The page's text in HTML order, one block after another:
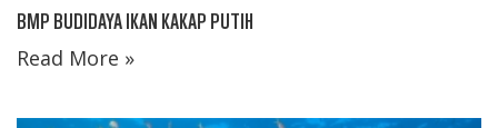
BMP BUDIDAYA IKAN KAKAP PUTIH
Read More »